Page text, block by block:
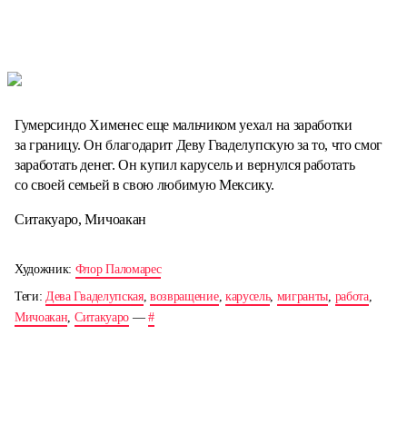
Гумерсиндо Хименес еще мальчиком уехал на заработки
за границу. Он благодарит Деву Гваделупскую за то, что смог
заработать денег. Он купил карусель и вернулся работать
со своей семьей в свою любимую Мексику.
Ситакуаро, Мичоакан
Художник: Флор Паломарес
Теги:Дева Гваделупская,возвращение, карусель, мигранты, работа,
Мичоакан, Ситакуаро— #